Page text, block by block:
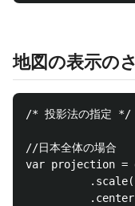
地図の表示の
/* 投影法の指定 */
//日本全体の場合
var projection =